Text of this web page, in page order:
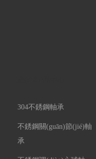
304不銹鋼軸承
不銹鋼關(guān)節(jié)軸
承